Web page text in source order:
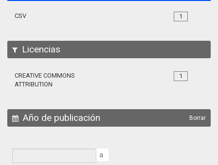
1
CSV
Licencias
1
CREATIVE COMMONS
ATTRIBUTION
Año de publicación Borrar
a